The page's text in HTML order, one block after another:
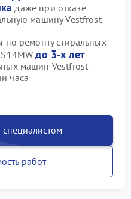
даже при отказе
машину Vestfrost
по ремонту стиральных
до 3-х лет
машин Vestfrost
часа
специалистом
работ